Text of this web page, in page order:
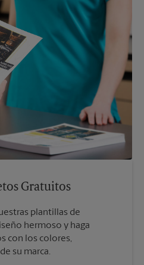
Gratuitos
plantillas de
hermoso y haga
con los colores,
su marca.